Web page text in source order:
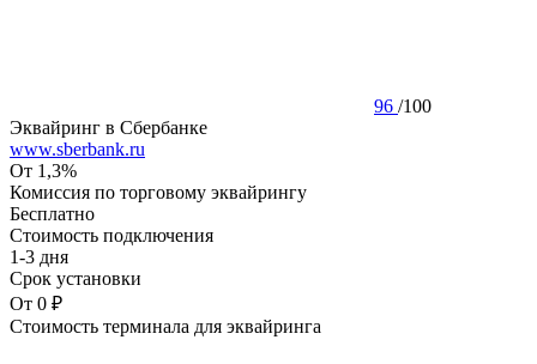
96 /100
Эквайринг в Сбербанке
www.sberbank.ru
От 1,3%
Комиссия по торговому эквайрингу
Бесплатно
Стоимость подключения
1-3 дня
Срок установки
От 0 ₽
Стоимость терминала для эквайринга